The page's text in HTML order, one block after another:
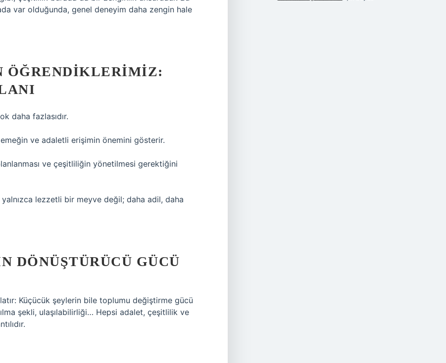
var olduğunda, genel deneyim daha zengin hale
ÖĞRENDIKLERIMIZ:
daha fazlasıdır.
emeğin ve adaletli erişimin önemini gösterir.
ve çeşitliliğin yönetilmesi gerektiğini
lezzetli bir meyve değil; daha adil, daha
DÖNÜŞTÜRÜCÜ GÜCÜ
Küçücük şeylerin bile toplumu değiştirme gücü
şekli, ulaşılabilirliği… Hepsi adalet, çeşitlilik ve